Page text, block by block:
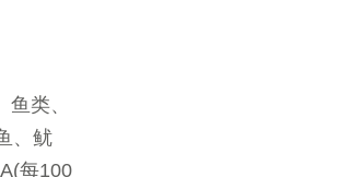
类、
、鱿
每100